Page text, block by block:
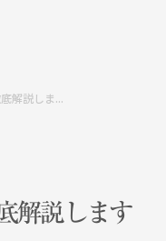
解説しま...
解説します